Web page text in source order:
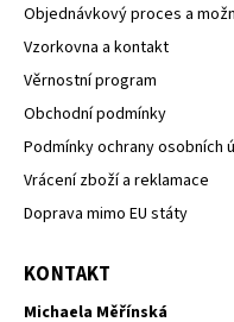
Objednávkový proces a
Vzorkovna a kontakt
Věrnostní program
Obchodní podmínky
Podmínky ochrany osobních
Vrácení zboží a reklamace
Doprava mimo EU státy
KONTAKT
Michaela Měřínská